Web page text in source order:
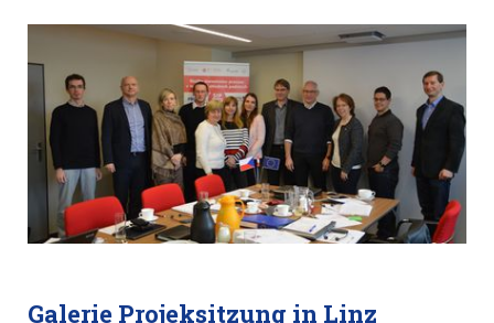
Galerie Projeksitzung in Linz